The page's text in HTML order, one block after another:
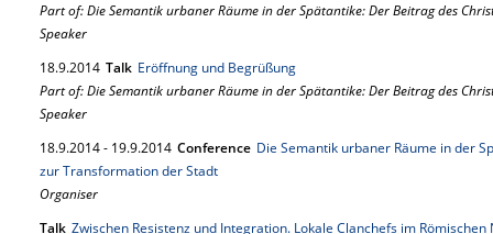
Part of: Die Semantik urbaner Räume in der Spätantike: Der Beitrag des
Speaker
18.9.2014 Talk Eröffnung und Begrüßung
Part of: Die Semantik urbaner Räume in der Spätantike: Der Beitrag des
Speaker
18.9.2014- 19.9.2014 Conference Die Semantik urbaner Räume in der
zur Transformation der Stadt
Organiser
Talk Zwischen Resistenz und Integration. Lokale Clanchefs im